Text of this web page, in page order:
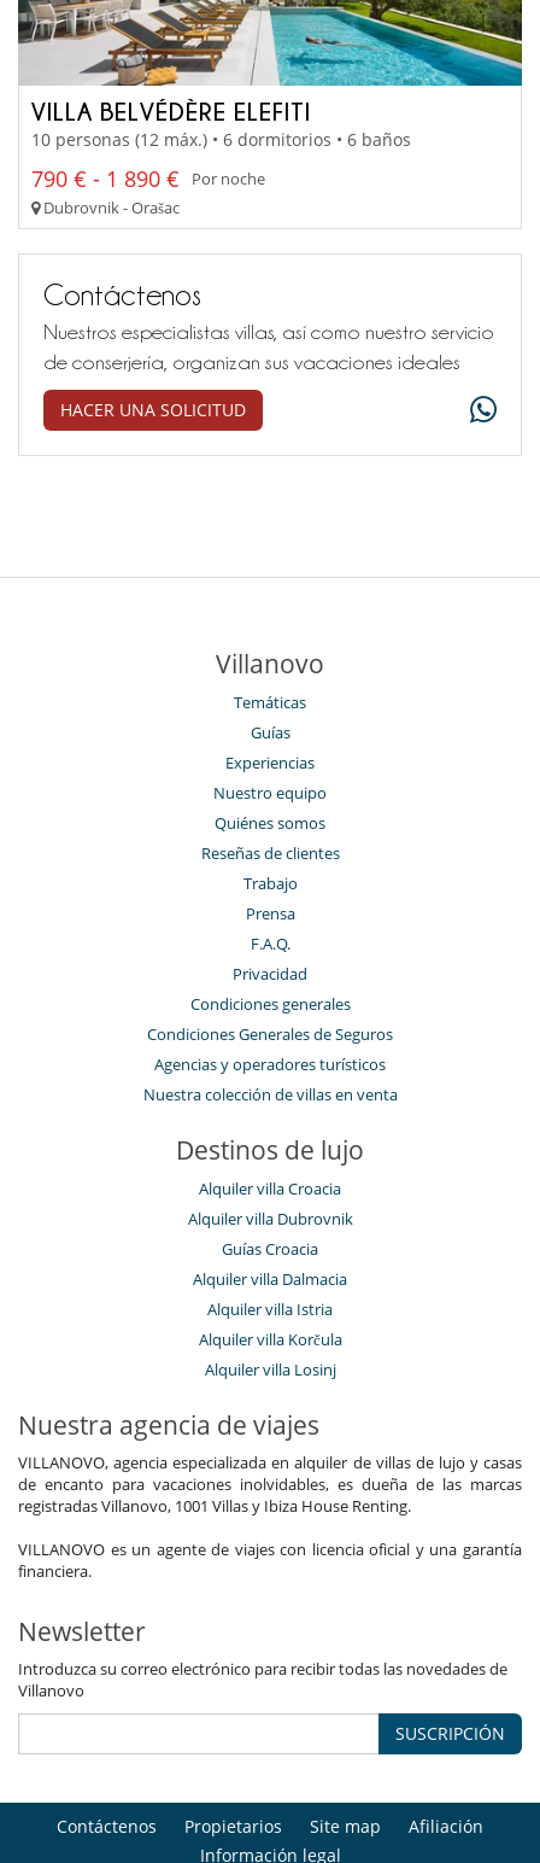
VILLA BELVÉDÈRE ELEFITI
10 personas (12 máx.) • 6 dormitorios • 6 baños
790 € - 1 890 €
Por noche
Dubrovnik - Orašac
Contáctenos
Nuestros especialistas villas, así como nuestro servicio
de conserjería, organizan sus vacaciones ideales
HACER UNA SOLICITUD
Villanovo
Temáticas
Guías
Experiencias
Nuestro equipo
Quiénes somos
Reseñas de clientes
Trabajo
Prensa
F.A.Q.
Privacidad
Condiciones generales
Condiciones Generales de Seguros
Agencias y operadores turísticos
Nuestra colección de villas en venta
Destinos de lujo
Alquiler villa Croacia
Alquiler villa Dubrovnik
Guías Croacia
Alquiler villa Dalmacia
Alquiler villa Istria
Alquiler villa Korčula
Alquiler villa Losinj
Nuestra agencia de viajes
VILLANOVO, agencia especializada en alquiler de villas de lujo y casas
de encanto para vacaciones inolvidables, es dueña de las marcas
registradas Villanovo, 1001 Villas y Ibiza House Renting.
VILLANOVO es un agente de viajes con licencia oficial y una garantía
financiera.
Newsletter
Introduzca su correo electrónico para recibir todas las novedades de
Villanovo
SUSCRIPCIÓN
Contáctenos Propietarios Site map
Afiliación
Información legal